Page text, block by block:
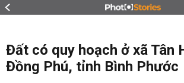
Đất có quy hoạch ở xã Tân
Đồng Phú, tỉnh Bình Phước